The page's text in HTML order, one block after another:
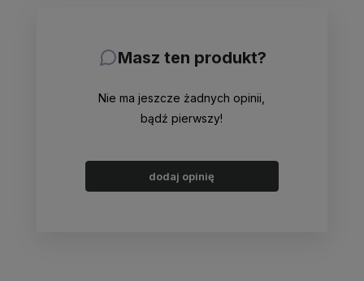
Masz ten produkt?
Nie ma jeszcze żadnych opinii,
bądź pierwszy!
dodaj opinię